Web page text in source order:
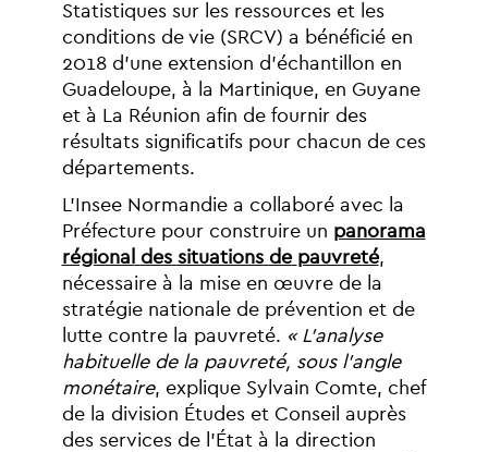
Statistiques sur les ressources et
les
conditions de vie (SRCV) a bénéficié en
2018 d’une extension d’échantillon en
Guadeloupe, à la Martinique, en Guyane
et à La Réunion afin de fournir des
résultats significatifs pour chacun de ces
départements.
L’Insee Normandie a collaboré avec la
Préfecture pour construire un panorama
régional
des situations de pauvreté,
nécessaire à la mise en œuvre de la
stratégie nationale de prévention et de
lutte contre la pauvreté. « L’analyse
habituelle de la pauvreté, sous l’angle
monétaire, explique Sylvain Comte, chef
de la division Études et Conseil auprès
des services de l’État à la direction